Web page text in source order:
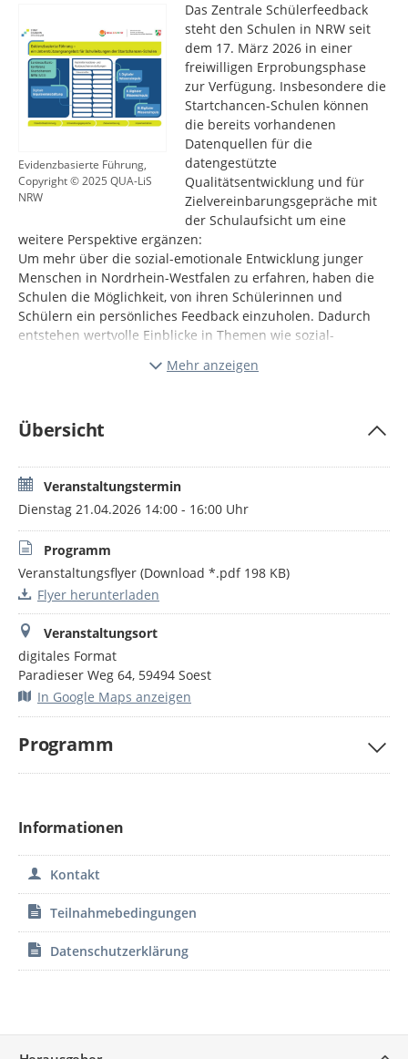
Evidenzbasierte Führung,
Copyright © 2025 QUA-LiS
NRW
Das Zentrale Schülerfeedback
steht den Schulen in NRW seit
dem 17. März 2026 in einer
freiwilligen Erprobungsphase
zur Verfügung. Insbesondere die
Startchancen-Schulen können
die bereits vorhandenen
Datenquellen für die
datengestützte
Qualitätsentwicklung und für
Zielvereinbarungsgepräche mit
der Schulaufsicht um eine
weitere Perspektive ergänzen:
Um mehr über die sozial-emotionale Entwicklung junger
Menschen in Nordrhein-Westfalen zu erfahren, haben die
Schulen die Möglichkeit, von ihren Schülerinnen und
Schülern ein persönliches Feedback einzuholen. Dadurch
entstehen wertvolle Einblicke in Themen wie sozial-
Gleichzeitig werden die Beteiligungsmöglichkeiten der
einführenden Vortrag an zwei unterschiedlichen Impulsen
Fragestellungen in den Blick nehmen.
Mehr anzeigen
Übersicht
Veranstaltungstermin
Dienstag 21.04.2026 14:00 - 16:00 Uhr
Programm
Veranstaltungsflyer (Download *.pdf 198 KB)
Flyer herunterladen
Veranstaltungsort
digitales Format
Paradieser Weg 64, 59494 Soest
In Google Maps anzeigen
Programm
Informationen
Kontakt
Teilnahmebedingungen
Datenschutzerklärung